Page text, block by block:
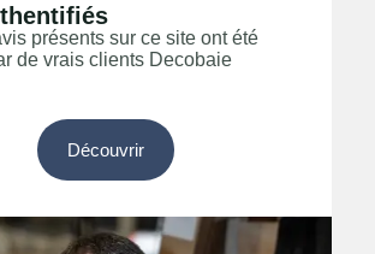
présents sur ce site ont été
de vrais clients Decobaie
Découvrir